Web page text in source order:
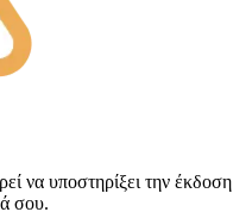
να υποστηρίξει την έκδοση
σου.